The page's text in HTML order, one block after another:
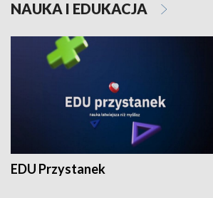
NAUKA I EDUKACJA
EDU Przystanek